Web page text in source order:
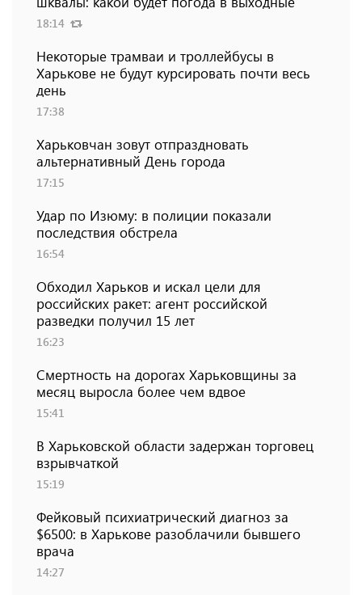
18:14
Некоторые трамваи и троллейбусы в
Харькове не будут курсировать почти весь
день
17:38
Харьковчан зовут отпраздновать
альтернативный День города
17:15
Удар по Изюму: в полиции показали
последствия обстрела
16:54
Обходил Харьков и искал цели для
российских ракет: агент российской
разведки получил 15 лет
16:23
Смертность на дорогах Харьковщины за
месяц выросла более чем вдвое
15:41
В Харьковской области задержан торговец
взрывчаткой
15:19
Фейковый психиатрический диагноз за
$6500: в Харькове разоблачили бывшего
врача
14:27